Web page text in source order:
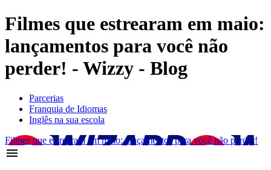
Filmes que estrearam em maio:
lançamentos para você não
perder! - Wizzy - Blog
Parcerias
Franquia de Idiomas
Inglês na sua escola
Filmes que estrearam em maio: lançamentos para você não perder!
menu